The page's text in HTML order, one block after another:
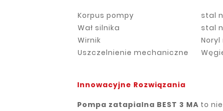
Korpus pompy
stal
Wał silnika
stal
Wirnik
Uszczelnienie mechaniczne
Innowacyjne Rozwiązania
Pompa zatapialna BEST 3 MA to